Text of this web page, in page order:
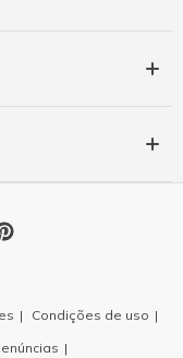
Condições de uso